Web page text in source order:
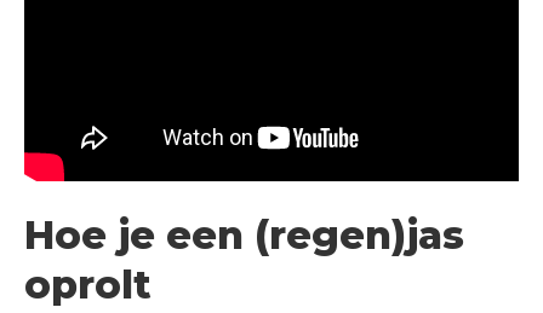
Hoe je een (regen)jas
oprolt